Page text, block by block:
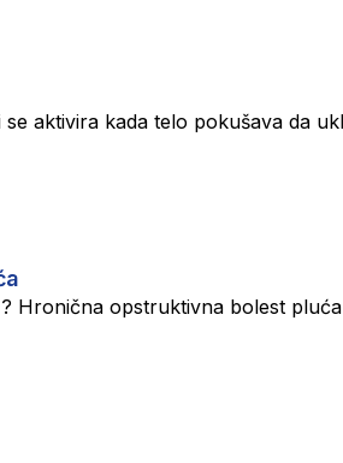
aktivira kada telo pokušava da
Hronična opstruktivna bolest